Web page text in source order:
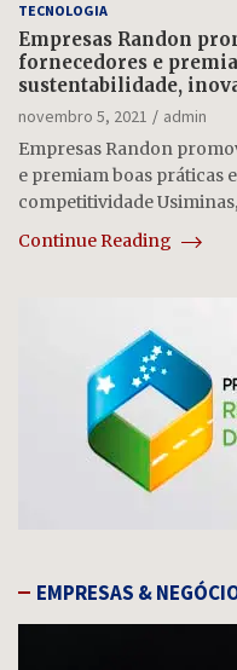
TECNOLOGIA
Empresas Randon
fornecedores e
sustentabilidade,
novembro 5, 2021
admin
Empresas Randon
e premiam boas práticas
competitividade
Continue Reading
EMPRESAS &